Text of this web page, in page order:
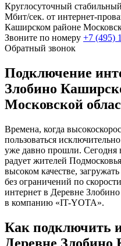
Круглосуточный
Мбит/сек. от интернет-
Каширском районе
Звоните по номеру +7 (495)
Обратный звонок
Подключение
Злобино
Московской
Времена, когда
пользоваться
уже давно прошли. Сегодня
радует жителей
высоком качестве,
без ограничений по
интернет в Деревне
в компанию «IT-YOTA».
Как подключить
Деревне